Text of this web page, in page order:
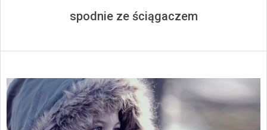
spodnie ze ściągaczem